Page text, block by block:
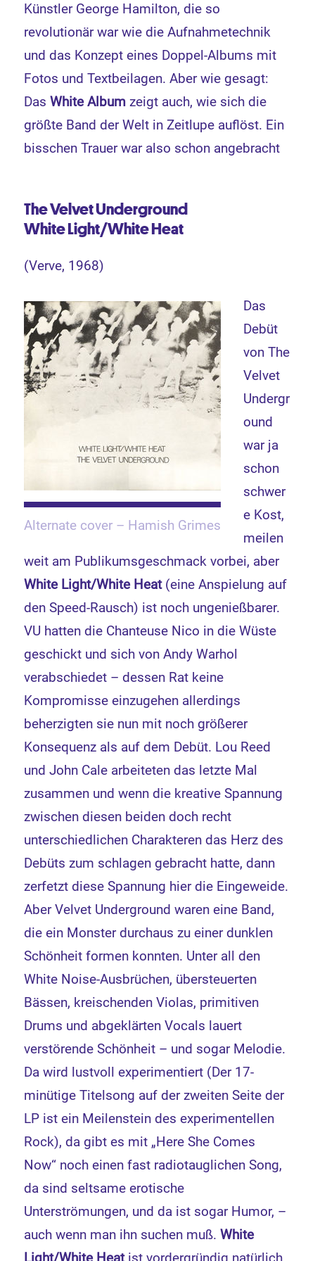
Künstler George Hamilton, die so
revolutionär war wie die Aufnahmetechnik
und das Konzept eines Doppel-Albums mit
Fotos und Textbeilagen. Aber wie gesagt:
DasWhite Album zeigt auch, wie sich die
größte Band der Welt in Zeitlupe auflöst. Ein
bisschen Trauer war also schon angebracht
TheVelvet Underground
White Light/White Heat
(Verve, 1968)
Alternate cover – Hamish Grimes
Das
Debüt
von The
Velvet
Undergr
ound
war ja
schon
schwer
e Kost,
meilen
weit am Publikumsgeschmack vorbei, aber
White Light/White Heat(eine Anspielung auf
den Speed-Rausch) ist noch ungenießbarer.
VU hatten die Chanteuse Nico in die Wüste
geschickt und sich von Andy Warhol
verabschiedet – dessen Rat keine
Kompromisse einzugehen allerdings
beherzigten sie nun mit noch größerer
Konsequenz als auf dem Debüt. Lou Reed
und John Cale arbeiteten das letzte Mal
zusammen und wenn die kreative Spannung
zwischen diesen beiden doch recht
unterschiedlichen Charakteren das Herz des
Debüts zum schlagen gebracht hatte, dann
zerfetzt diese Spannung hier die Eingeweide.
Aber Velvet Underground waren eine Band,
die ein Monster durchaus zu einer dunklen
Schönheit formen konnten. Unter all den
White Noise-Ausbrüchen, übersteuerten
Bässen, kreischenden Violas, primitiven
Drums und abgeklärten Vocals lauert
verstörende Schönheit – und sogar Melodie.
Da wird lustvoll experimentiert (Der 17-
minütige Titelsong auf der zweiten Seite der
LP ist ein Meilenstein des experimentellen
Rock), da gibt es mit „Here She Comes
Now“ noch einen fast radiotauglichen Song,
da sind seltsame erotische
Unterströmungen, und da ist sogar Humor, –
auch wenn man ihn suchen muß.White